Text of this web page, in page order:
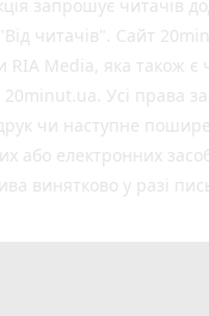
запрошує читачів
читачів". Сайт
RIA Media, яка також є
20minut.ua. Усі права
чи наступне
або електронних
винятково у разі